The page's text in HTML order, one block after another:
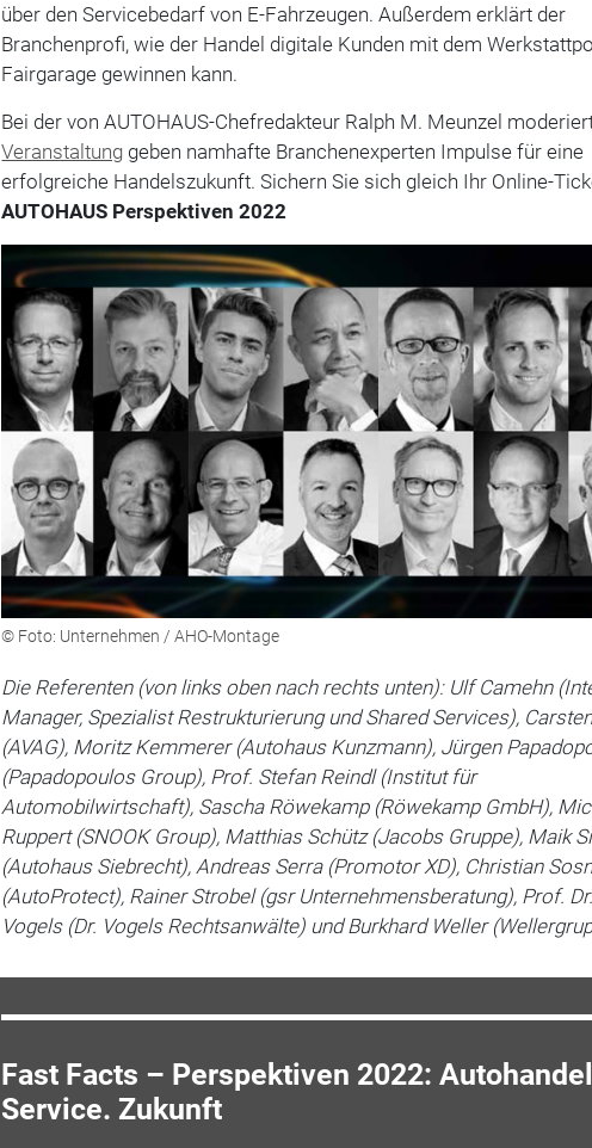
über den Servicebedarf von E-Fahrzeugen. Außerdem erklärt der
Branchenprofi, wie der Handel digitale Kunden mit dem
Fairgarage gewinnen kann.
Bei der von AUTOHAUS-Chefredakteur Ralph M. Meunzel
Veranstaltung geben namhafte Branchenexperten Impulse für eine
erfolgreiche Handelszukunft. Sichern Sie sich gleich Ihr Online-
AUTOHAUS Perspektiven 2022
© Foto: Unternehmen / AHO-Montage
Die Referenten (von links oben nach rechts unten): Ulf Camehn
Manager, Spezialist Restrukturierung und Shared Services),
(AVAG), Moritz Kemmerer (Autohaus Kunzmann), Jürgen
(Papadopoulos Group), Prof. Stefan Reindl (Institut für
Automobilwirtschaft), Sascha Röwekamp (Röwekamp GmbH),
Ruppert (SNOOK Group), Matthias Schütz (Jacobs Gruppe), Maik
(Autohaus Siebrecht), Andreas Serra (Promotor XD), Christian
(AutoProtect), Rainer Strobel (gsr Unternehmensberatung), Prof.
Vogels (Dr. Vogels Rechtsanwälte) und Burkhard Weller
Fast Facts – Perspektiven 2022:
Service. Zukunft